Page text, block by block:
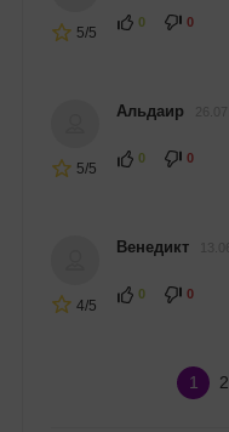
5/5
0 0
5/5
Альдаир
0 0
4/5
Венедикт
0 0
1 2